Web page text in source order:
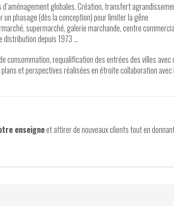
globales. Création, transfert
phasage (dès la conception) pour limiter la gêne
supermarché, galerie marchande, centre
distribution depuis 1973 …
consommation, requalification des entrées des villes avec
et perspectives réalisées en étroite collaboration avec
enseigneet attirer de nouveaux clients tout en